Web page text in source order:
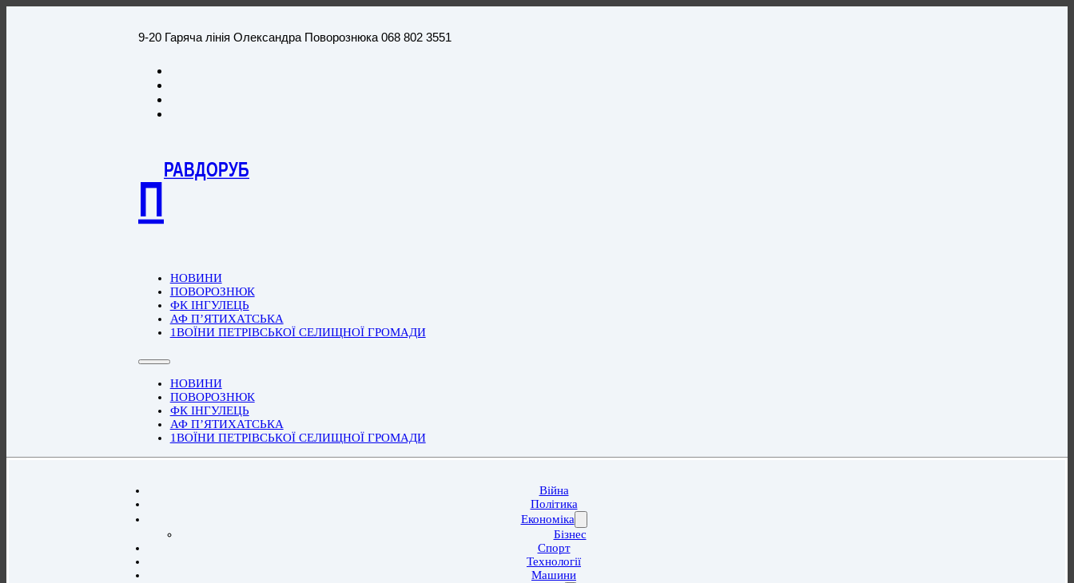
9-20 Гаряча лінія Олександра Поворознюка 068 802 3551
П
РАВДОРУБ
НОВИНИ
ПОВОРОЗНЮК
ФК ІНГУЛЕЦЬ
АФ П’ЯТИХАТСЬКА
1ВОЇНИ ПЕТРІВСЬКОЇ СЕЛИЩНОЇ ГРОМАДИ
НОВИНИ
ПОВОРОЗНЮК
ФК ІНГУЛЕЦЬ
АФ П’ЯТИХАТСЬКА
1ВОЇНИ ПЕТРІВСЬКОЇ СЕЛИЩНОЇ ГРОМАДИ
Війна
Політика
Економіка
Бізнес
Спорт
Технології
Машини